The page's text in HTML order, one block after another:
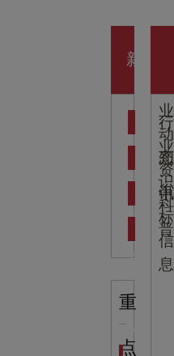
新
心
NEWS
业
动
态
行
业
资
讯
知
识
科
普
中
标
信
息
重
点海洋馆设